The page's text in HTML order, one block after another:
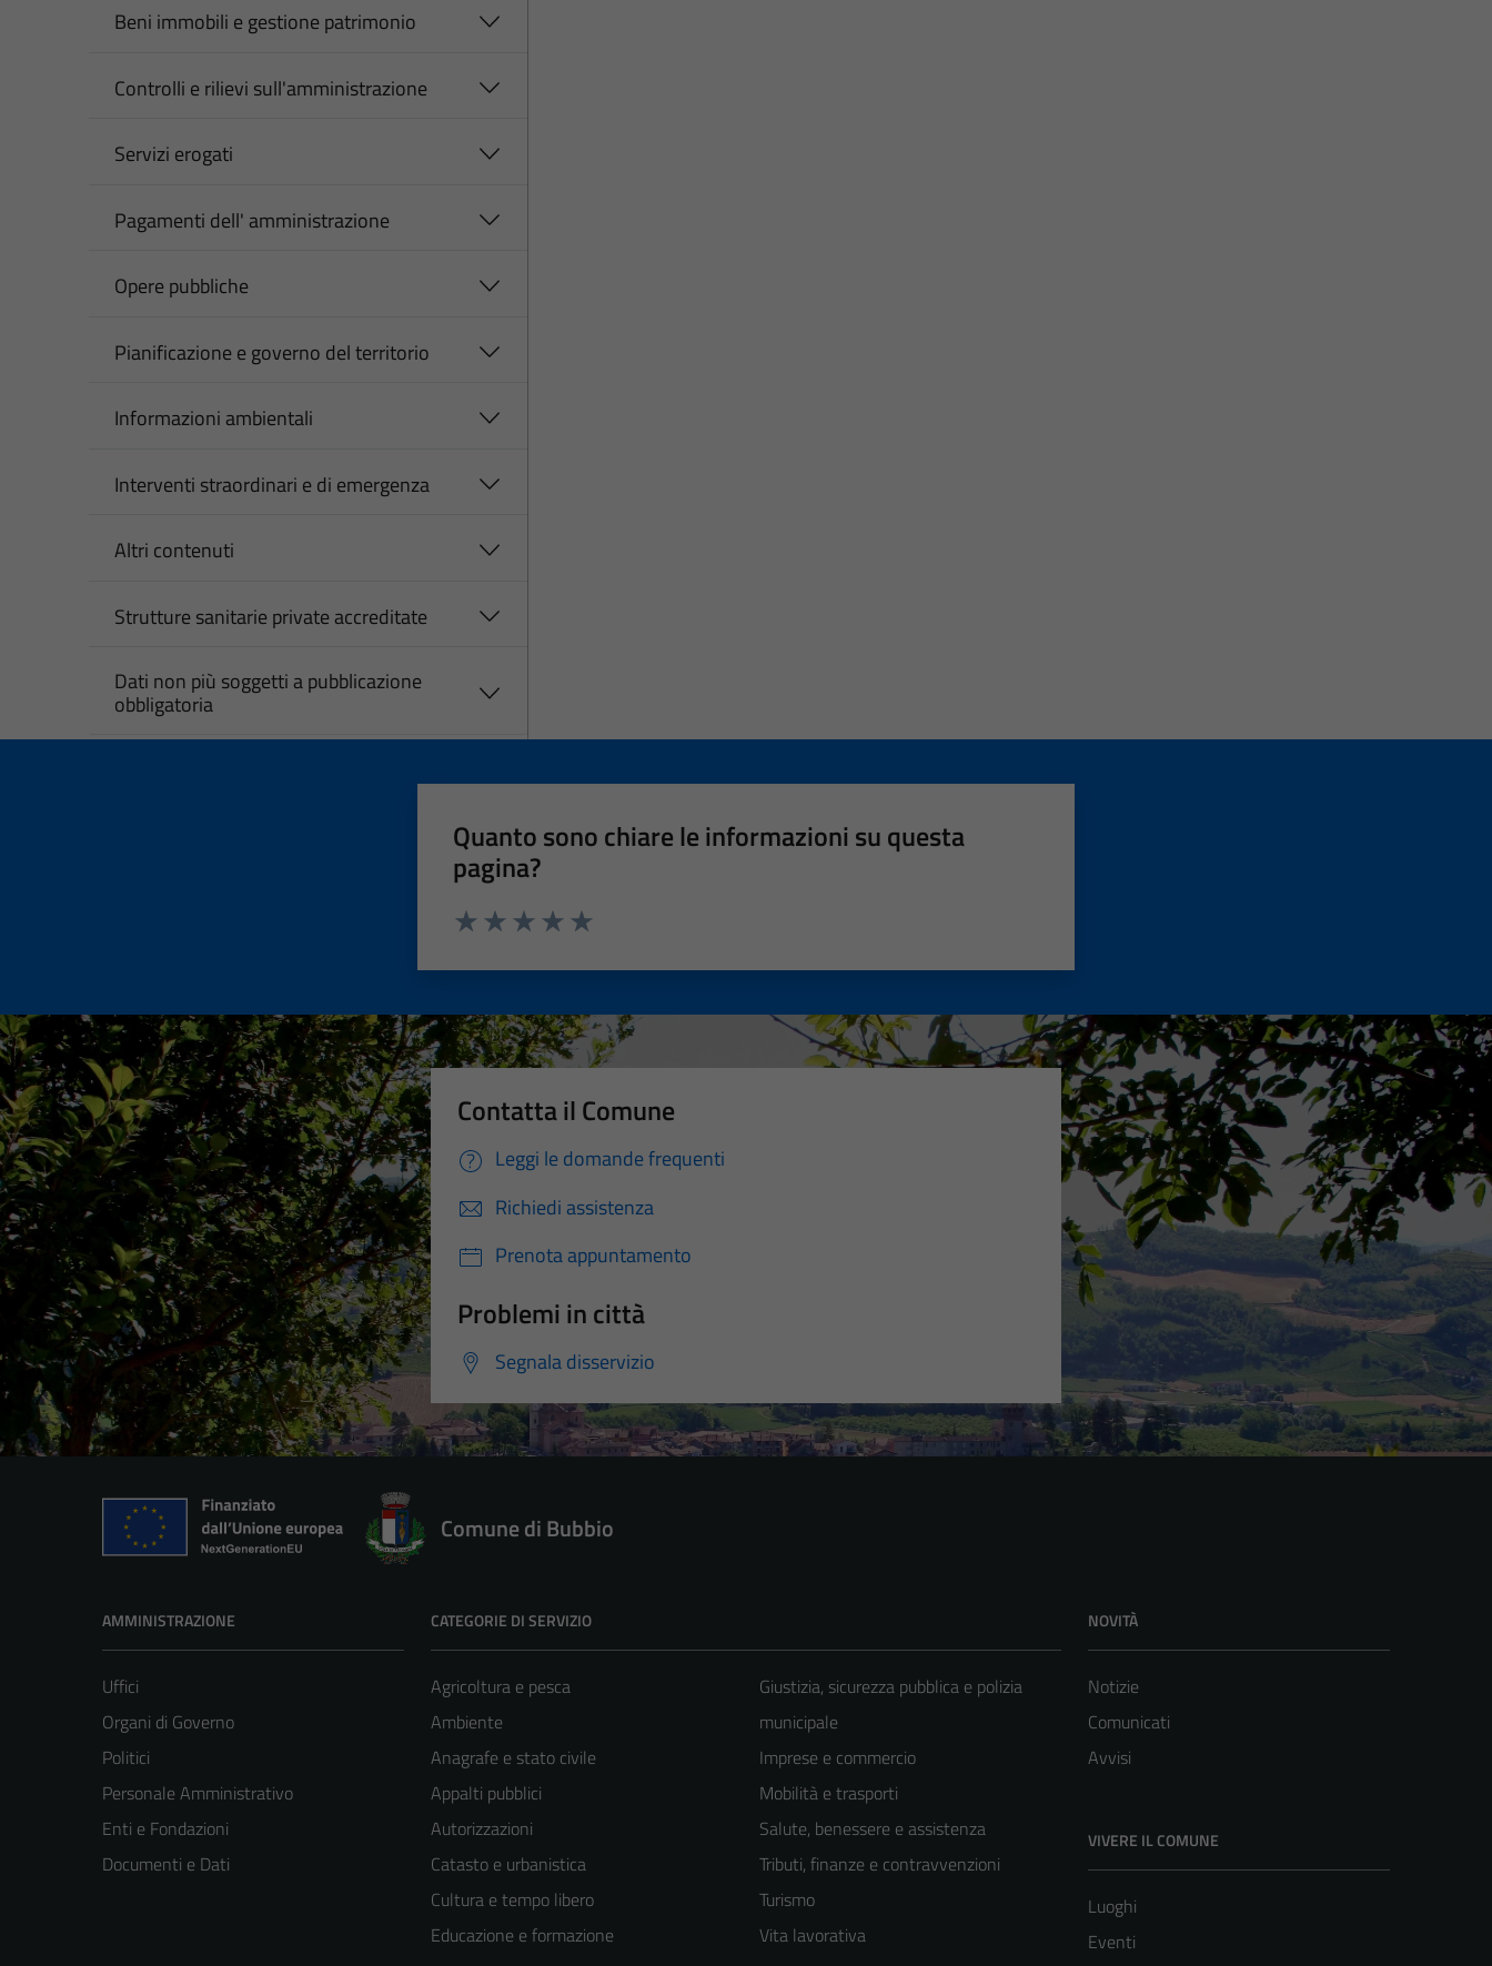
Beni immobili e gestione patrimonio
Controlli e rilievi sull'amministrazione
Servizi erogati
Pagamenti dell' amministrazione
Opere pubbliche
Pianificazione e governo del territorio
Informazioni ambientali
Interventi straordinari e di emergenza
Altri contenuti
Strutture sanitarie private accreditate
Dati non più soggetti a pubblicazione
obbligatoria
Quanto sono chiare le informazioni su questa
pagina?
Contatta il Comune
Leggi le domande frequenti
Richiedi assistenza
Prenota appuntamento
Problemi in città
Segnala disservizio
Comune di Bubbio
AMMINISTRAZIONE
Uffici
Organi di Governo
Politici
Personale Amministrativo
Enti e Fondazioni
Documenti e Dati
CATEGORIE DI SERVIZIO
Agricoltura e pesca
Ambiente
Anagrafe e stato civile
Appalti pubblici
Autorizzazioni
Catasto e urbanistica
Cultura e tempo libero
Educazione e formazione
Giustizia, sicurezza pubblica e polizia
municipale
Imprese e commercio
Mobilità e trasporti
Salute, benessere e assistenza
Tributi, finanze e contravvenzioni
Turismo
Vita lavorativa
NOVITÀ
Notizie
Comunicati
Avvisi
VIVERE IL COMUNE
Luoghi
Eventi